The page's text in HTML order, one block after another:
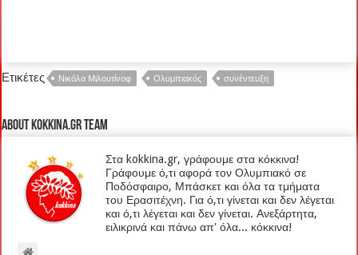
Ετικέτες Νικόλα Μιλουτίνοφ Ολυμπιακός συνέντευξη
About kokkina.gr TEAM
Στα kokkina.gr, γράφουμε στα κόκκινα!
Γράφουμε ό,τι αφορά τον Ολυμπιακό σε
Ποδόσφαιρο, Μπάσκετ και όλα τα τμήματα
του Ερασιτέχνη. Για ό,τι γίνεται και δεν λέγεται
και ό,τι λέγεται και δεν γίνεται. Ανεξάρτητα,
ειλικρινά και πάνω απ' όλα... κόκκινα!